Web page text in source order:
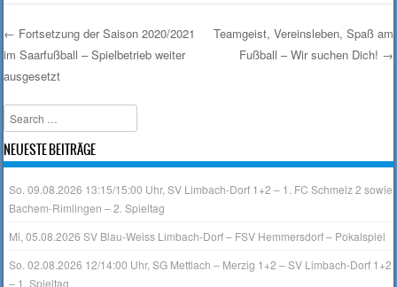
Post navigation
← Fortsetzung der Saison 2020/2021
im Saarfußball – Spielbetrieb weiter
ausgesetzt
Teamgeist, Vereinsleben, Spaß am
Fußball – Wir suchen Dich! →
Search
NEUESTE BEITRÄGE
So. 09.08.2026 13:15/15:00 Uhr, SV Limbach-Dorf 1+2 – 1. FC Schmelz 2 sowie
Bachem-Rimlingen – 2. Spieltag
Mi, 05.08.2026 SV Blau-Weiss Limbach-Dorf – FSV Hemmersdorf – Pokalspiel
So. 02.08.2026 12/14:00 Uhr, SG Mettlach – Merzig 1+2 – SV Limbach-Dorf 1+2
– 1. Spieltag